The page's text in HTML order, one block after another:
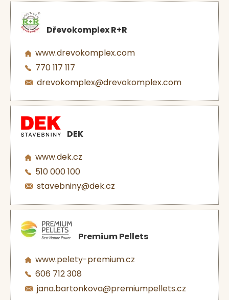
Dřevokomplex R+R
www.drevokomplex.com
770 117 117
drevokomplex@drevokomplex.com
DEK
www.dek.cz
510 000 100
stavebniny@dek.cz
Premium Pellets
www.pelety-premium.cz
606 712 308
jana.bartonkova@premiumpellets.cz